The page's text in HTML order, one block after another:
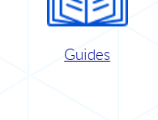
Guides